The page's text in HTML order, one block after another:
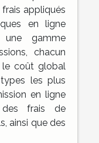
appliqués
en ligne
une gamme
chacun
coût global
types les plus
en ligne
des frais de
ainsi que des